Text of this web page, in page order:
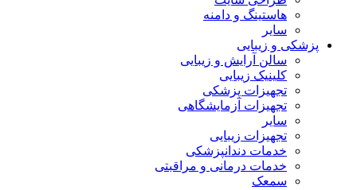
هاستینگ و دامنه
سایر
پزشکی و زیبایی
سالن آرایش و زیبایی
کلینیک زیبایی
تجهیزات پزشکی
تجهیزات آزمایشگاهی
سایر
تجهیزات زیبایی
خدمات دندانپزشکی
خدمات درمانی و مراقبتی
سمعک